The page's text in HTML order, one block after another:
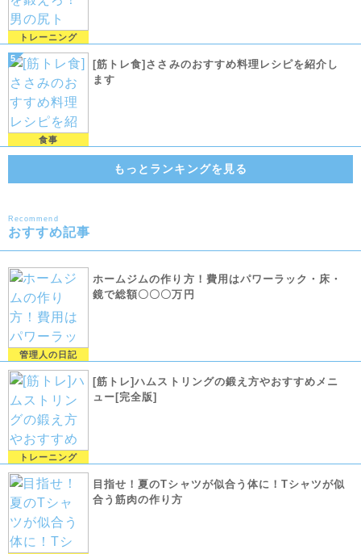
トレーニング
食事
[筋トレ食]ささみのおすすめ料理レシピを紹介し
ます
もっとランキングを見る
Recommend
おすすめ記事
管理人の日記
ホームジムの作り方！費用はパワーラック・床・
鏡で総額〇〇〇万円
トレーニング
[筋トレ]ハムストリングの鍛え方やおすすめメニ
ュー[完全版]
目指せ！夏のTシャツが似合う体に！Tシャツが似
合う筋肉の作り方